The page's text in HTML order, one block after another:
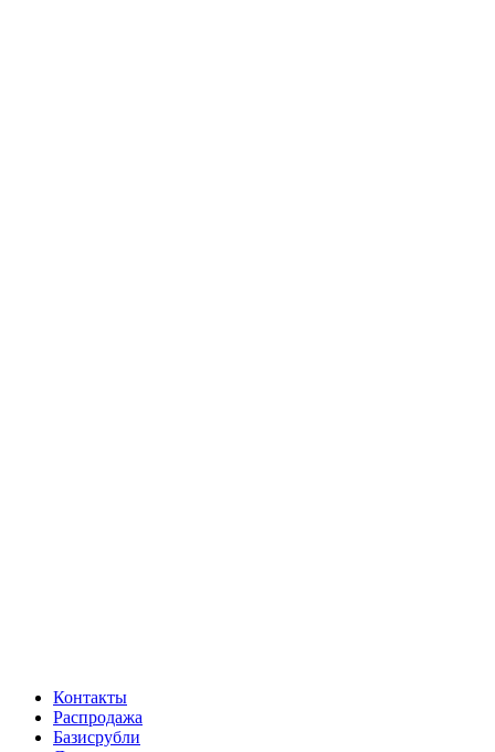
Контакты
Распродажа
Базисрубли